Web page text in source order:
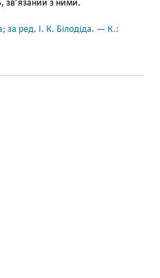
зв’язаний з ними.
за ред. І. К. Білодіда. — К.: